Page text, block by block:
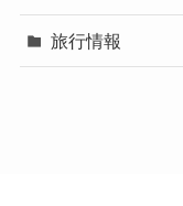
旅行情報